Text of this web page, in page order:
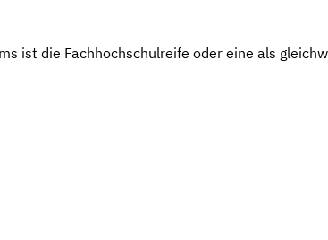
ist die Fachhochschulreife oder eine als